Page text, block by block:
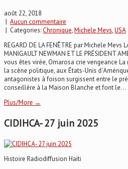
août 22, 2018
| Aucun commentaire
| Categories:Chronique,Michele Mevs,USA
REGARD DE LA FENÊTRE par Michele Mevs
MANIGAULT NEWMAN ET LE PRÉSIDENT
vous êtes virée, Omarosa crie vengeance
la scène politique, aux États-Unis
antagonistes à foison surgissent entre le
conseillère à la Maison Blanche et font le...
Plus/More →
CIDIHCA- 27 juin 2025
Histoire Radiodiffusion Haïti